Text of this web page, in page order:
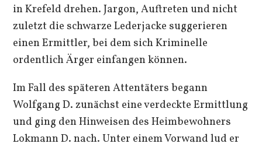
in Krefeld drehen. Jargon, Auftreten und nicht
zuletzt die schwarze Lederjacke suggerieren
einen Ermittler, bei dem sich Kriminelle
ordentlich Ärger einfangen können.
Im Fall des späteren Attentäters begann
Wolfgang D. zunächst eine verdeckte Ermittlung
und ging den Hinweisen des Heimbewohners
Lokmann D. nach. Unter einem Vorwand lud er